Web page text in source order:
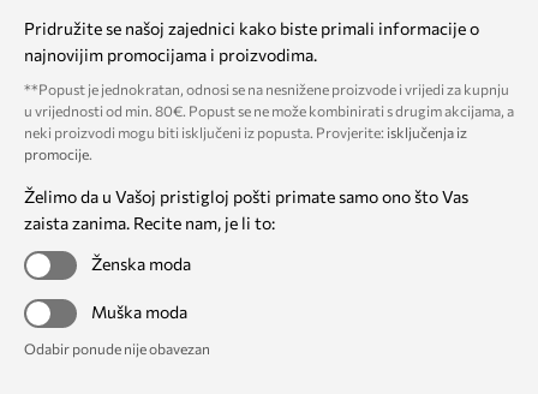
Pridružite se našoj zajednici kako biste primali informacije o
najnovijim promocijama i proizvodima.
**Popust je jednokratan, odnosi se na nesnižene proizvode i vrijedi za kupnju
u vrijednosti od min. 80€. Popust se ne može kombinirati s drugim akcijama, a
neki proizvodi mogu biti isključeni iz popusta. Provjerite: isključenja iz
promocije.
Želimo da u Vašoj pristigloj pošti primate samo ono što Vas
zaista zanima. Recite nam, je li to:
Ženska moda
Muška moda
Odabir ponude nije obavezan